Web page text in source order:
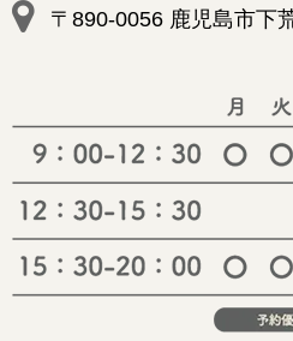
〒890-0056 鹿児島市下